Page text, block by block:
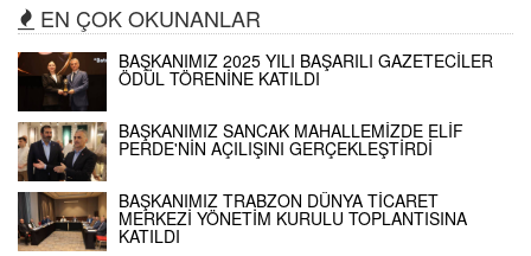
EN ÇOK OKUNANLAR
BAŞKANIMIZ 2025 YILI BAŞARILI GAZETECİLER
ÖDÜL TÖRENİNE KATILDI
BAŞKANIMIZ SANCAK MAHALLEMİZDE ELİF
PERDE'NİN AÇILIŞINI GERÇEKLEŞTİRDİ
BAŞKANIMIZ TRABZON DÜNYA TİCARET
MERKEZİ YÖNETİM KURULU TOPLANTISINA
KATILDI